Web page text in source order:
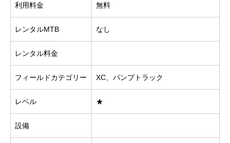
利用料金 無料
レンタルMTB なし
レンタル料金
フィールドカテゴリー XC、パンプトラック
レベル ★
設備